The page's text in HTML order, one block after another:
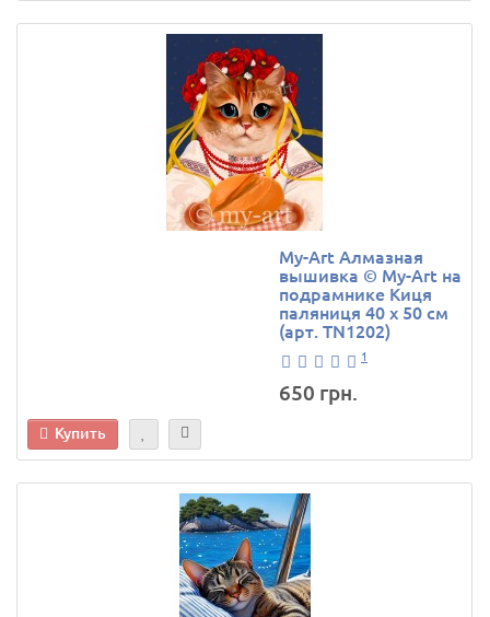
My-Art Алмазная
вышивка © My-Art на
подрамнике Киця
паляниця 40 х 50 см
(арт. TN1202)
1
650 грн.
Купить